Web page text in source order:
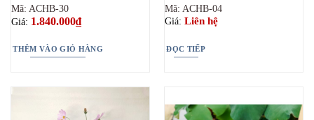
Mã: ACHB-30
Giá: 1.840.000₫
THÊM VÀO GIỎ HÀNG
Mã: ACHB-04
Giá: Liên hệ
ĐỌC TIẾP